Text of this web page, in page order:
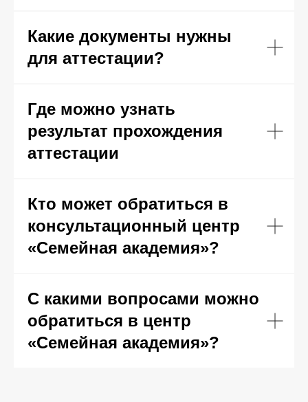
Какие документы нужны
для аттестации?
Где можно узнать
результат прохождения
аттестации
Кто может обратиться в
консультационный центр
«Семейная академия»?
С какими вопросами можно
обратиться в центр
«Семейная академия»?
просвещения
РФ
служба
по надзору в
сфере
образования
Портал
образования
среда ДПО"
Федеральный
институт
педагогических
измерений
Федеральный
образовательный
портал
Департамент
образования
Ивановской
области
Ивановская
областная
организация